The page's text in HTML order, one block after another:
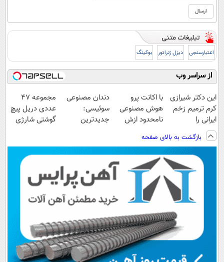
اعتبارسنجی دیزل ژنراتور بوکینگ
از سراسر وب
این دکتر شیرازی
کرم ترمیم زخم
ایرانی را
ساخت!!!
با اکانت پرو
هوش مصنوعی
نامحدود ازش
دریافت کد
تخفیف👇👇👇
دندان مصنوعی
سوئیسی:
جدیدترین
پرداخت قسطی
مجموعه 47
عددی دریل پیچ
گوشتی شارژی
بازگشت به بالای صفحه